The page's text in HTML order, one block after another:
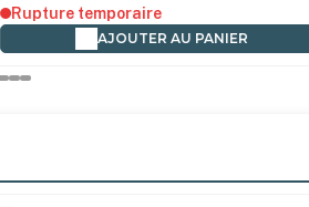
En stock
AJOUTER AU PANIER